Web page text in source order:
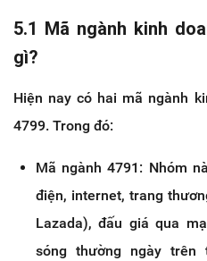
5.1 Mã ngành kinh
gì?
Hiện nay có hai mã ngành
4799. Trong đó:
Mã ngành 4791: Nhóm
điện, internet, trang
Lazada), đấu giá qua
sóng thường ngày trên